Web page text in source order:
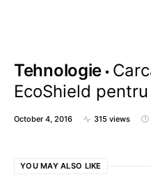
Tehnologie
EcoShield
October 4, 2016 315 views
YOU MAY ALSO LIKE